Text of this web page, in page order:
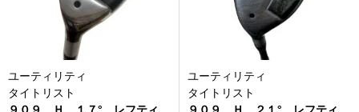
ユーティリティ
タイトリスト
９０９ Ｈ １７° レフティ
ユーティリティ
タイトリスト
９０９ Ｈ ２１° レフティ